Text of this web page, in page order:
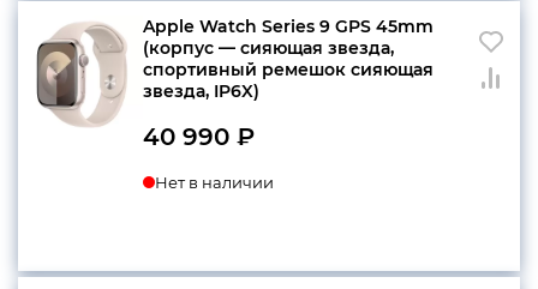
Apple Watch Series 9 GPS 45mm
(корпус — сияющая звезда,
спортивный ремешок сияющая
звезда, IP6X)
40 990 ₽
Нет в наличии